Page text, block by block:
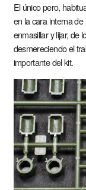
El único pero,
en la cara interna
enmasillar y lijar, de
desmereciendo el
importante del kit.